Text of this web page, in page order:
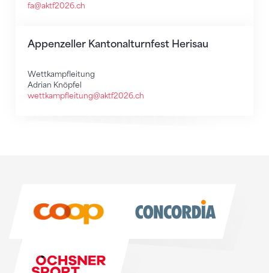
fa@aktf2026.ch
Appenzeller Kantonalturnfest Herisau
Wettkampfleitung
Adrian Knöpfel
wettkampfleitung@aktf2026.ch